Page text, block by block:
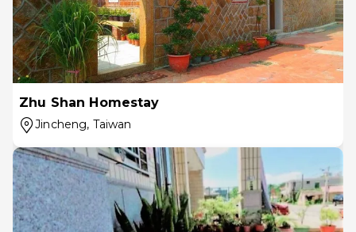
Zhu Shan Homestay
Jincheng, Taiwan